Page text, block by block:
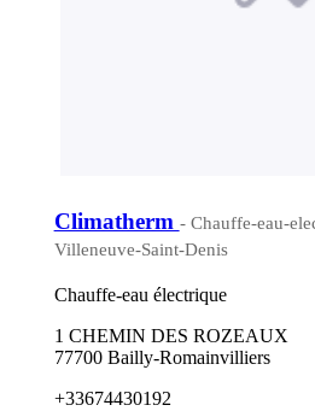
Climatherm - Chauffe-eau-
Villeneuve-Saint-Denis
Chauffe-eau électrique
1 CHEMIN DES ROZEAUX
77700 Bailly-Romainvilliers
+33674430192